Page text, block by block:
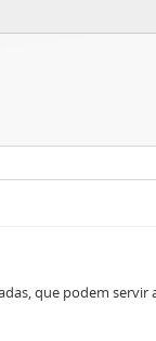
que podem